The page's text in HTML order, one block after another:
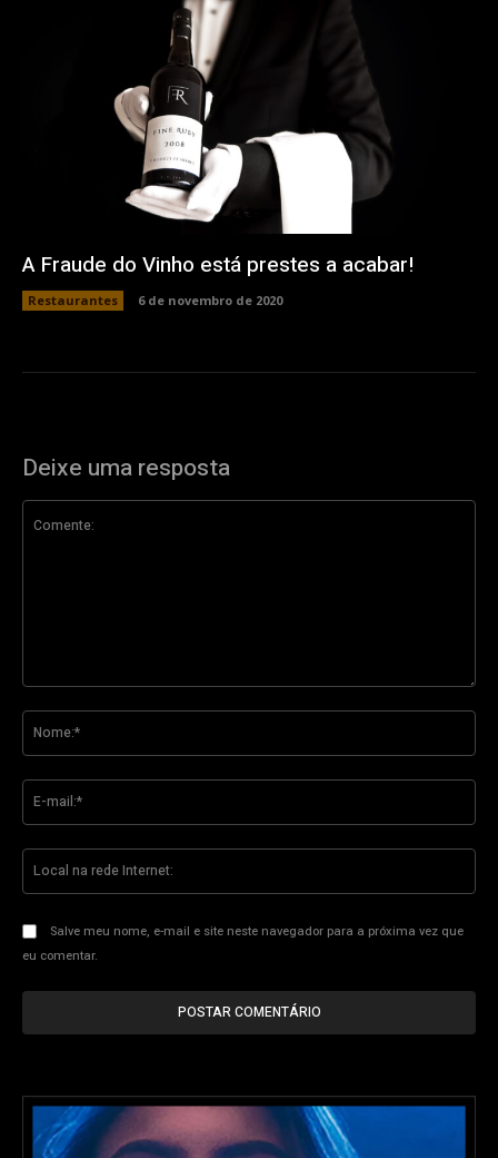
A Fraude do Vinho está prestes a acabar!
Restaurantes 6 de novembro de 2020
Deixe uma resposta
Salve meu nome, e-mail e site neste navegador para a próxima vez que
eu comentar.